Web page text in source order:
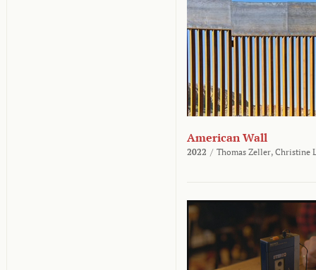
American Wall
2022 / Thomas Zeller, Christine